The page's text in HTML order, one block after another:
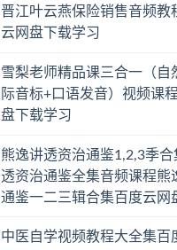
晋江叶云燕保险销售音频教
云网盘下载学习
雪梨老师精品课三合一（自
际音标+口语发音）视频课
盘下载学习
熊逸讲透资治通鉴1,2,3季
透资治通鉴全集音频课程熊
通鉴一二三辑合集百度云网
中医自学视频教程大全集百